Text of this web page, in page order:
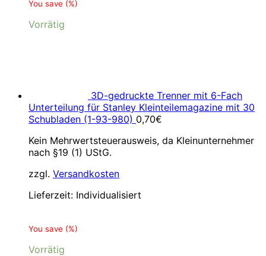
You save (%)
Vorrätig
3D-gedruckte Trenner mit 6-Fach
Unterteilung für Stanley Kleinteilemagazine mit 30
Schubladen (1-93-980) 0,70€
Kein Mehrwertsteuerausweis, da Kleinunternehmer
nach §19 (1) UStG.
zzgl. Versandkosten
Lieferzeit: Individualisiert
You save (%)
Vorrätig